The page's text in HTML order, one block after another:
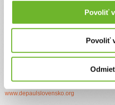
Povoliť
Povoliť
www.facebook.com/DEPAUL-
www.depaulslovensko.org